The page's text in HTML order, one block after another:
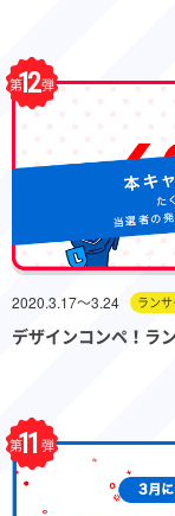
第12 弾
2020.3.17〜3.24 ラン
デザインコンペ！ラ
第11 弾